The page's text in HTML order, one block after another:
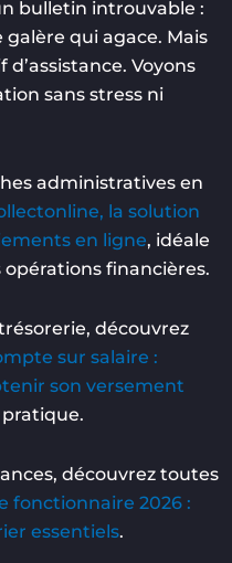
bulletin introuvable :
qui agace. Mais
Voyons
sans stress ni
administratives en
la solution
en ligne, idéale
financières.
découvrez
sur salaire :
son versement
découvrez toutes
fonctionnaire 2026 :
essentiels.